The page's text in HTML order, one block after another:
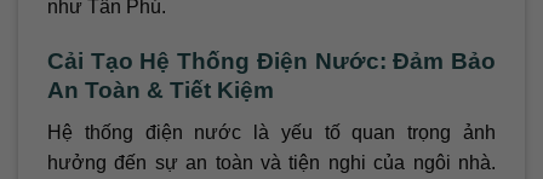
như Tân Phú.
Cải Tạo Hệ Thống Điện Nước: Đảm Bảo
An Toàn & Tiết Kiệm
Hệ thống điện nước là yếu tố quan trọng ảnh
hưởng đến sự an toàn và tiện nghi của ngôi nhà.